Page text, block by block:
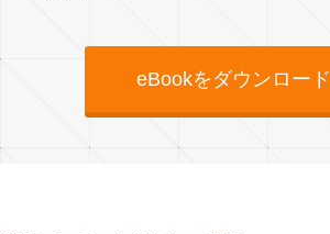
eBookをダウンロード